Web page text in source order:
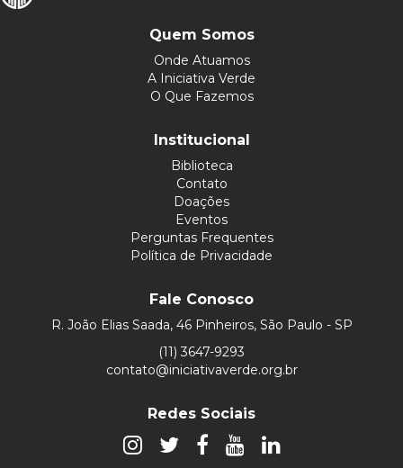
Quem Somos
Onde Atuamos
A Iniciativa Verde
O Que Fazemos
Institucional
Biblioteca
Contato
Doações
Eventos
Perguntas Frequentes
Política de Privacidade
Fale Conosco
R. João Elias Saada, 46 Pinheiros, São Paulo - SP
(11) 3647-9293
contato@iniciativaverde.org.br
Redes Sociais